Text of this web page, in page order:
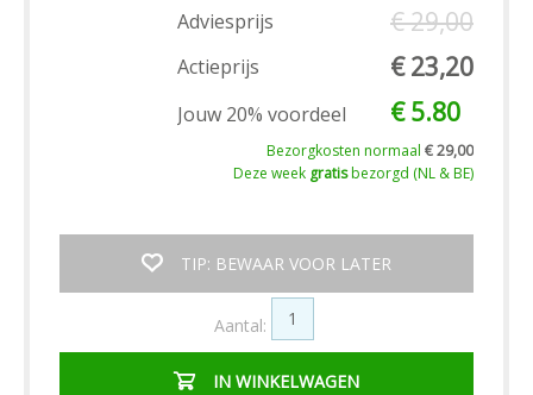
Adviesprijs € 29,00
Actieprijs € 23,20
Jouw 20% voordeel € 5.80
Bezorgkosten normaal € 29,00
Deze week gratisbezorgd (NL & BE)
TIP: BEWAAR VOOR LATER
Aantal:
IN WINKELWAGEN